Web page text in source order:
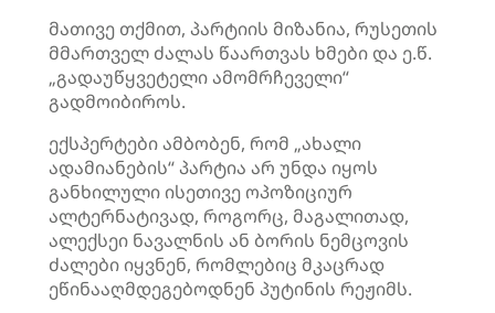
მათივე თქმით, პარტიის მიზანია, რუსეთის
მმართველ ძალას წაართვას ხმები და ე.წ.
„გადაუწყვეტელი ამომრჩეველი“
გადმოიბიროს.
ექსპერტები ამბობენ, რომ „ახალი
ადამიანების“ პარტია არ უნდა იყოს
განხილული ისეთივე ოპოზიციურ
ალტერნატივად, როგორც, მაგალითად,
ალექსეი ნავალნის ან ბორის ნემცოვის
ძალები იყვნენ, რომლებიც მკაცრად
ეწინააღმდეგებოდნენ პუტინის რეჟიმს.